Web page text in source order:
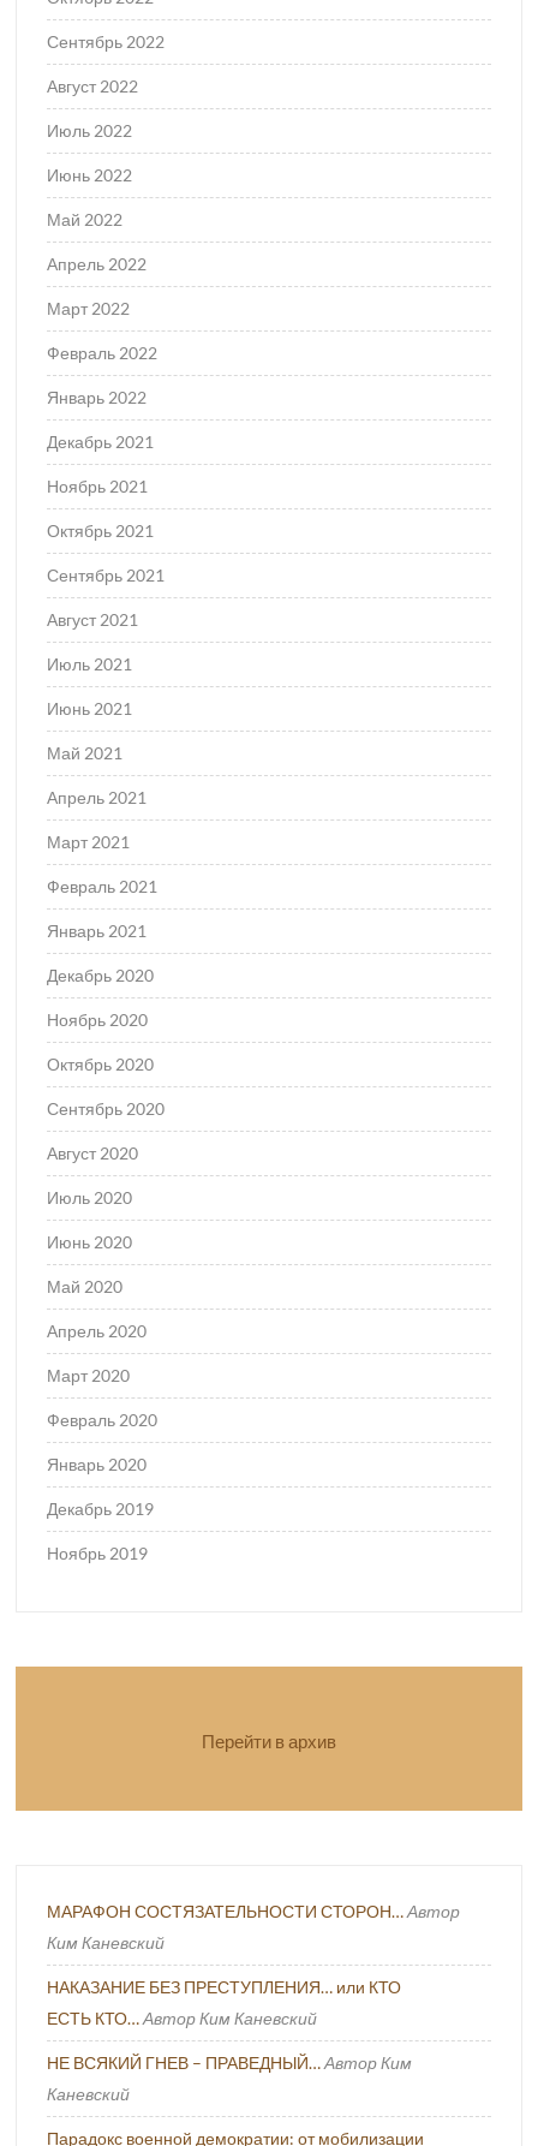
Сентябрь 2022
Август 2022
Июль 2022
Июнь 2022
Май 2022
Апрель 2022
Март 2022
Февраль 2022
Январь 2022
Декабрь 2021
Ноябрь 2021
Октябрь 2021
Сентябрь 2021
Август 2021
Июль 2021
Июнь 2021
Май 2021
Апрель 2021
Март 2021
Февраль 2021
Январь 2021
Декабрь 2020
Ноябрь 2020
Октябрь 2020
Сентябрь 2020
Август 2020
Июль 2020
Июнь 2020
Май 2020
Апрель 2020
Март 2020
Февраль 2020
Январь 2020
Декабрь 2019
Ноябрь 2019
Перейти в архив
МАРАФОН СОСТЯЗАТЕЛЬНОСТИ СТОРОН… Автор
Ким Каневский
НАКАЗАНИЕ БЕЗ ПРЕСТУПЛЕНИЯ… или КТО
ЕСТЬ КТО… Автор Ким Каневский
НЕ ВСЯКИЙ ГНЕВ – ПРАВЕДНЫЙ… Автор Ким
Каневский
Парадокс военной демократии: от мобилизации